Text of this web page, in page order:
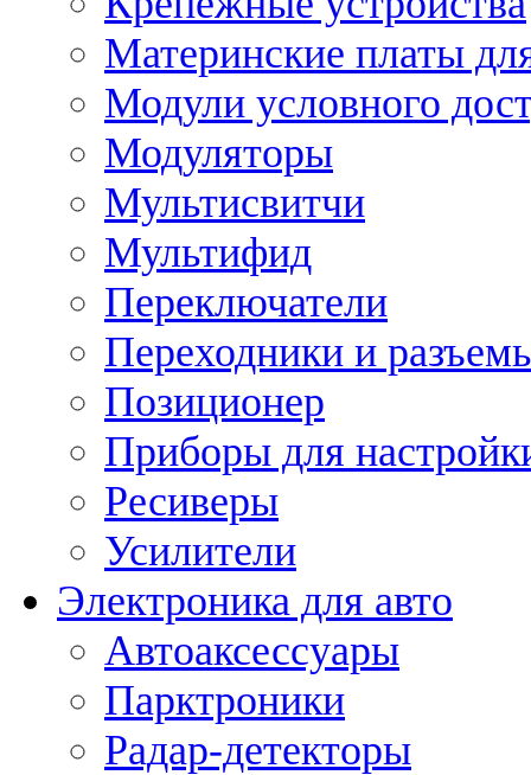
Материнские платы
Модули условного
Модуляторы
Мультисвитчи
Мультифид
Переключатели
Переходники и
Позиционер
Приборы для
Ресиверы
Усилители
Электроника для авто
Автоаксессуары
Парктроники
Радар-детекторы